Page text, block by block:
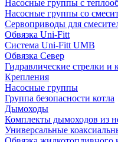
Насосные группы с
Насосные группы со
Сервоприводы для
Обвязка Uni-Fitt
Система Uni-Fitt UMB
Обвязка Север
Гидравлические стрелки и
Крепления
Насосные группы
Группа безопасности котла
Дымоходы
Комплекты дымоходов из
Универсальные